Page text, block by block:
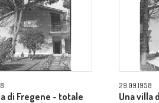
di Fregene - totale
29.09.1958
Una villa